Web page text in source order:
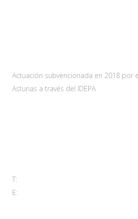
Actuación subvencionada en 2018 por
Asturias a través del IDEPA
T:
E: